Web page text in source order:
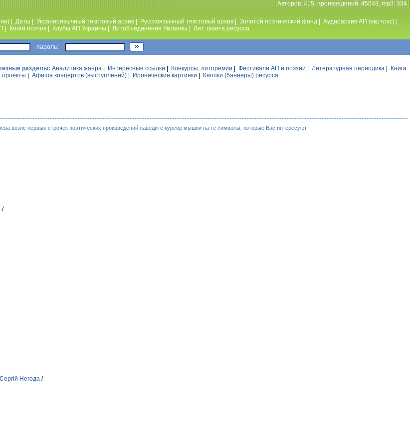
Авторов: 415, произведений: 45648, mp3: 334
Даты Украиноязычный текстовый архив Русскоязычный текстовый архив Золотой поэтический фонд Аудиоархив АП (укр+рус)
Книги поэтов Клубы АП Украины Литобъединения Украины Лит. газета ресурса
пароль:
разделы: Аналитика жанра Интересные ссылки Конкурсы, литпремии Фестивали АП и поэзии Литературная периодика
Книга
Афиша концертов (выступлений) Иронические картинки Кнопки (баннеры) ресурса
возле первых строчек поэтических произведений наведите курсор мышки на те символы, которые Вас интересуют
/
Сергій Негода /